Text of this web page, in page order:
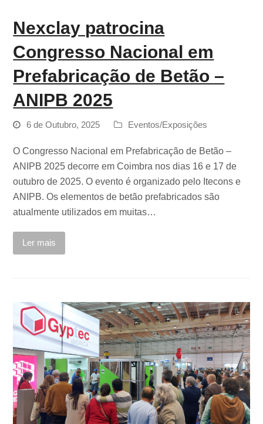
Nexclay patrocina
Congresso Nacional em
Prefabricação de Betão –
ANIPB 2025
6 de Outubro, 2025 Eventos/Exposições
O Congresso Nacional em Prefabricação de Betão –
ANIPB 2025 decorre em Coimbra nos dias 16 e 17 de
outubro de 2025. O evento é organizado pelo Itecons e
ANIPB. Os elementos de betão prefabricados são
atualmente utilizados em muitas…
Ler mais